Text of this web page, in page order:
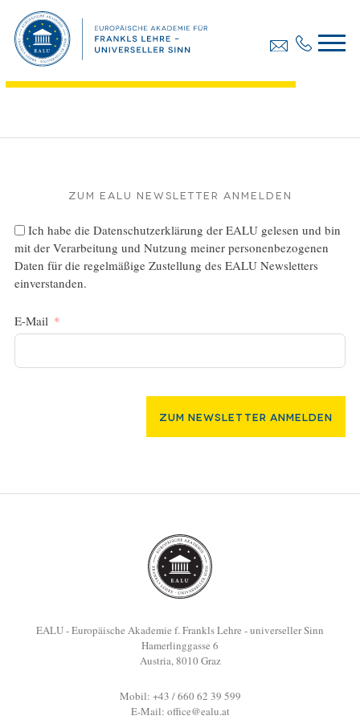
Diplomarbeit, Daume Karin
Dateigröße:
Zum EALU Newsletter anmelden
Ich habe die Datenschutzerklärung der EALU gelesen und bin
mit der Verarbeitung und Nutzung meiner personenbezogenen
Daten für die regelmäßige Zustellung des EALU Newsletters
einverstanden.
E-Mail
Zum Newsletter Anmelden
EALU - Europäische Akademie f. Frankls Lehre - universeller Sinn
Hamerlinggasse 6
Austria, 8010 Graz
Mobil: +43 / 660 62 39 599
E-Mail: office@ealu.at